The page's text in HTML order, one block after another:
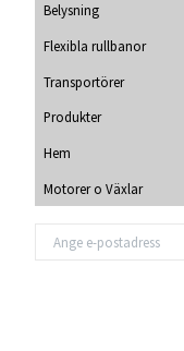
Belysning
Flexibla rullbanor
Transportörer
Produkter
Hem
Motorer o Växlar